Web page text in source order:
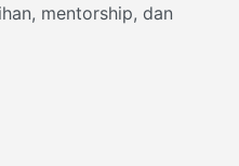
mentorship, dan